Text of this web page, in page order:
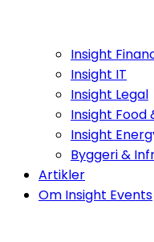
Insight
Insight IT
Insight Legal
Insight Food
Insight
Byggeri &
Artikler
Om Insight Events